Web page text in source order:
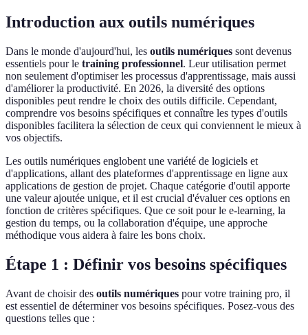
Introduction aux outils numériques
Dans le monde d'aujourd'hui, les outils numériques sont devenus
essentiels pour le training professionnel. Leur utilisation permet
non seulement d'optimiser les processus d'apprentissage, mais aussi
d'améliorer la productivité. En 2026, la diversité des options
disponibles peut rendre le choix des outils difficile. Cependant,
comprendre vos besoins spécifiques et connaître les types d'outils
disponibles facilitera la sélection de ceux qui conviennent le mieux à
vos objectifs.
Les outils numériques englobent une variété de logiciels et
d'applications, allant des plateformes d'apprentissage en ligne aux
applications de gestion de projet. Chaque catégorie d'outil apporte
une valeur ajoutée unique, et il est crucial d'évaluer ces options en
fonction de critères spécifiques. Que ce soit pour le e-learning, la
gestion du temps, ou la collaboration d'équipe, une approche
méthodique vous aidera à faire les bons choix.
Étape 1 : Définir vos besoins spécifiques
Avant de choisir des outils numériques pour votre training pro, il
est essentiel de déterminer vos besoins spécifiques. Posez-vous des
questions telles que :